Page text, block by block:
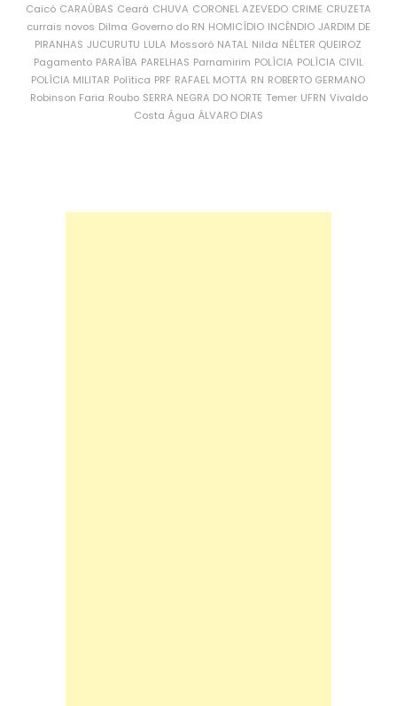
Caicó CARAÚBAS Ceará CHUVA CORONEL AZEVEDO CRIME CRUZETA
currais novos Dilma Governo do RN HOMICÍDIO INCÊNDIO JARDIM DE
PIRANHAS JUCURUTU LULA Mossoró NATAL Nilda NÉLTER QUEIROZ
Pagamento PARAÍBA PARELHAS Parnamirim POLÍCIA POLÍCIA CIVIL
POLÍCIA MILITAR Política PRF RAFAEL MOTTA RN ROBERTO GERMANO
Robinson Faria Roubo SERRA NEGRA DO NORTE Temer UFRN Vivaldo
Costa Água ÁLVARO DIAS